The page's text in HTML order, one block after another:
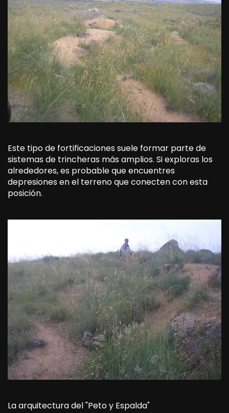
Este tipo de fortificaciones suele formar parte de
sistemas de trincheras más amplios. Si exploras los
alrededores, es probable que encuentres
depresiones en el terreno que conecten con esta
posición.
La arquitectura del "Peto y Espalda"